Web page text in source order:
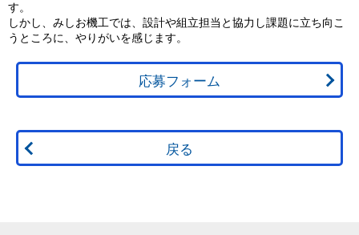
す。
しかし、みしお機工では、設計や組立担当と協力し課題に立ち向こ
うところに、やりがいを感じます。
応募フォーム
戻る